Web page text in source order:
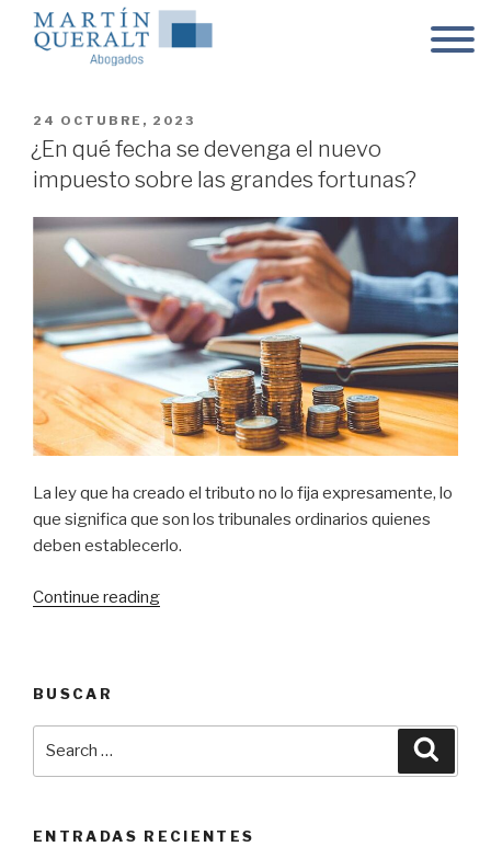
POSTED
ON
24 OCTUBRE, 2023
¿En qué fecha se devenga el nuevo
impuesto sobre las grandes fortunas?
La ley que ha creado el tributo no lo fija expresamente, lo
que significa que son los tribunales ordinarios quienes
deben establecerlo.
Continue reading
el
impuesto
las
BUSCAR
ENTRADAS RECIENTES